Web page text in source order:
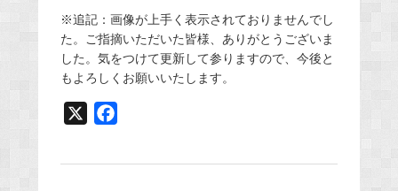
※追記：画像が上手く表示されておりませんでし
た。ご指摘いただいた皆様、ありがとうございま
した。気をつけて更新して参りますので、今後と
もよろしくお願いいたします。